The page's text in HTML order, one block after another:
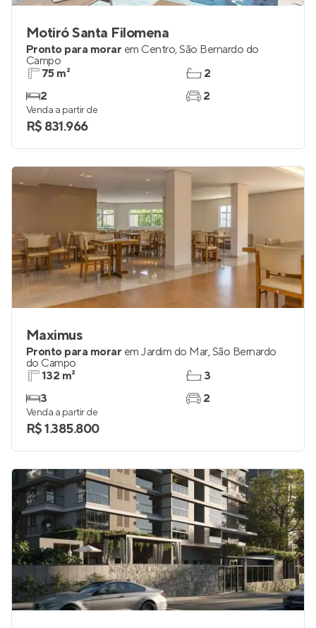
Motiró Santa Filomena
Pronto para morar em Centro,São Bernardo do
Campo
75 m²
2
2
2
Venda a partir de
R$ 831.966
Maximus
Pronto para morar em Jardim do Mar,São Bernardo
do Campo
132 m²
3
3
2
Venda a partir de
R$ 1.385.800